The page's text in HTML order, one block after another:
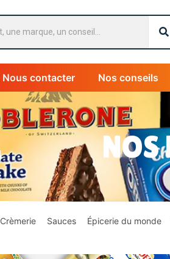
Nous contacter Nos conseils
NOS
Crèmerie Sauces Épicerie du monde